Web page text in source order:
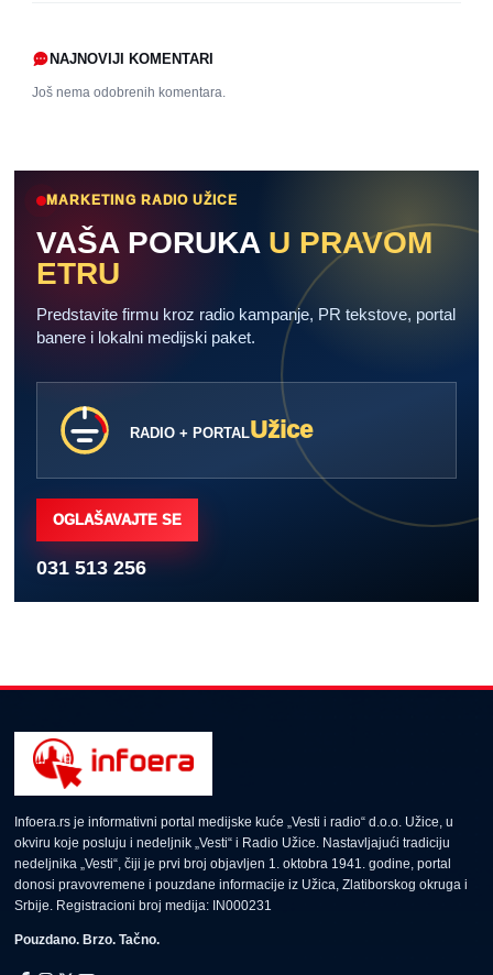
NAJNOVIJI KOMENTARI
Još nema odobrenih komentara.
MARKETING RADIO UŽICE
VAŠA PORUKA U PRAVOM
ETRU
Predstavite firmu kroz radio kampanje, PR tekstove, portal
banere i lokalni medijski paket.
RADIO + PORTALUžice
OGLAŠAVAJTE SE
031 513 256
Infoera.rs je informativni portal medijske kuće „Vesti i radio“ d.o.o. Užice, u
okviru koje posluju i nedeljnik „Vesti“ i Radio Užice. Nastavljajući tradiciju
nedeljnika „Vesti“, čiji je prvi broj objavljen 1. oktobra 1941. godine, portal
donosi pravovremene i pouzdane informacije iz Užica, Zlatiborskog okruga i
Srbije. Registracioni broj medija: IN000231
Pouzdano. Brzo. Tačno.